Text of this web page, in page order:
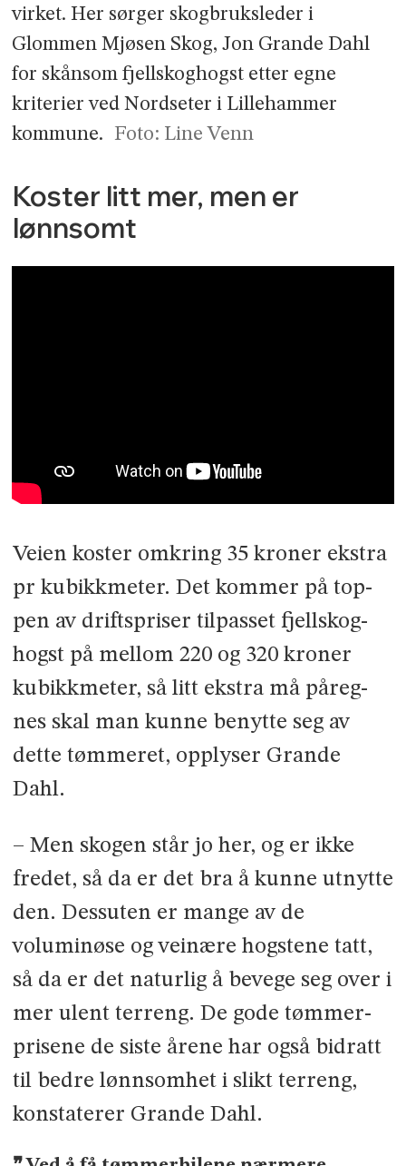
virket. Her sørger skogbruksleder i
Glommen Mjøsen Skog, Jon Grande Dahl
for skånsom fjellskoghogst etter egne
kriterier ved Nordseter i Lillehammer
kommune.
Foto: Line Venn
Koster litt mer, men er
lønnsomt
Veien koster omkring 35 kroner ekstra
pr kubikkmeter. Det kommer på top­
pen av driftspriser tilpasset fjellskog­
hogst på mellom 220 og 320 kroner
kubikkmeter, så litt ekstra må på­reg­
nes skal man kunne benytte seg av
dette tømmeret, opplyser Grande
Dahl.
– Men skogen står jo her, og er ikke
fredet, så da er det bra å kunne ut­nytte
den. Dessuten er mange av de
voluminøse og veinære hogstene tatt,
så da er det naturlig å bevege seg over i
mer ulent terreng. De gode tømmer­
prisene de siste årene har også bi­dratt
til bedre lønnsomhet i slikt terreng,
konstaterer Grande Dahl.